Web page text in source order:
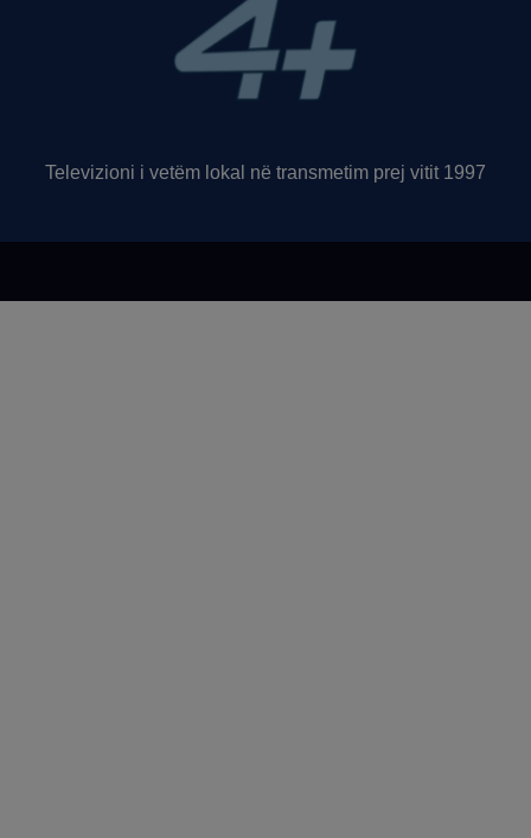
Televizioni i vetëm lokal në transmetim prej vitit 1997